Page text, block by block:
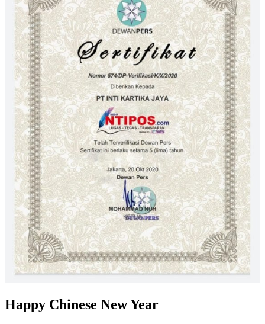
Happy Chinese New Year